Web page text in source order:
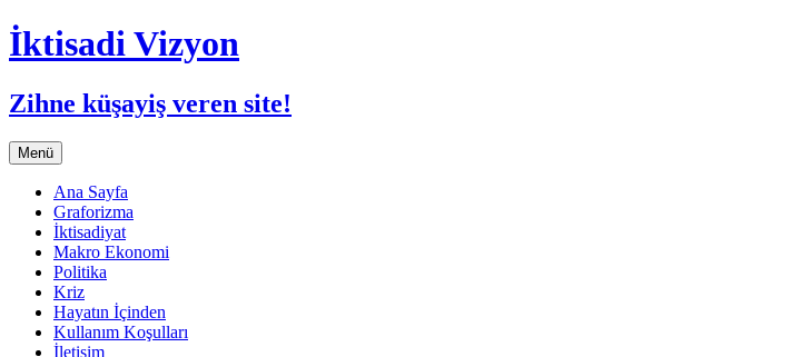
İktisadi Vizyon
Zihne küşayiş veren site!
Menü İçeriğe
atla
Ana Sayfa
Graforizma
İktisadiyat
Makro Ekonomi
Politika
Kriz
Hayatın İçinden
Kullanım Koşulları
İletişim